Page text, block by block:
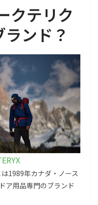
クテリク
ンド？
1989年カナダ・ノース
ア用品専門のブランド